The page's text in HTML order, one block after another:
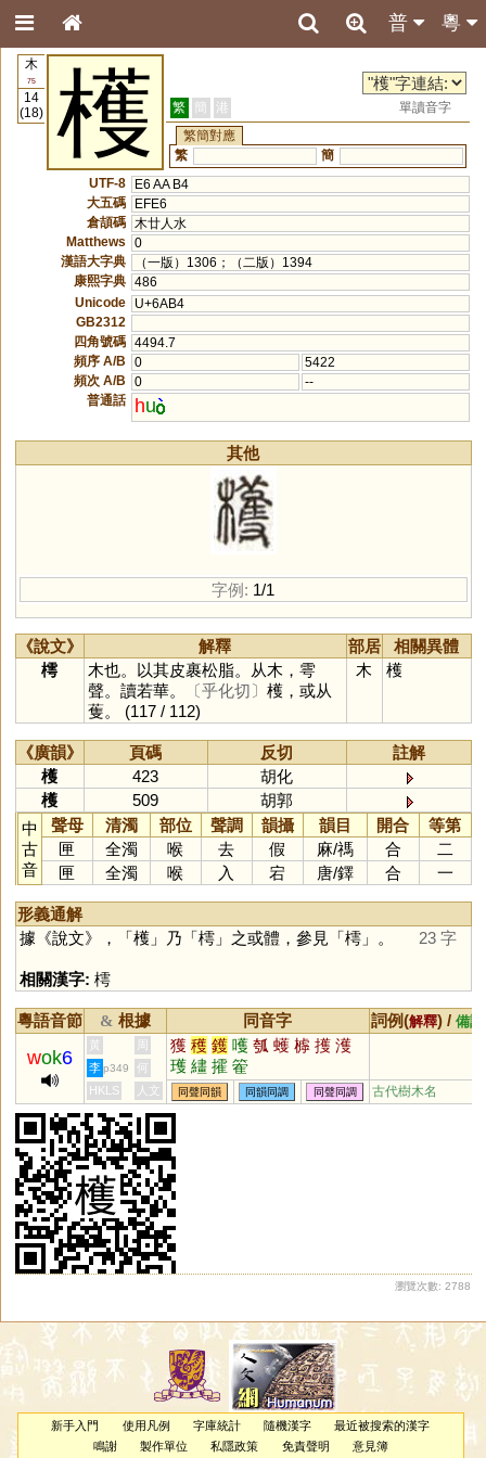
粵
普
木
75
14
(18)
檴 繁 簡 港
單讀音字
繁簡對應
繁
簡
UTF-8
E6 AA B4
大五碼
EFE6
倉頡碼
木廿人水
Matthews
0
漢語大字典
（一版）1306；（二版）1394
康熙字典 486
Unicode
U+6AB4
GB2312
四角號碼 4494.7
頻序 A/B
0
5422
頻次 A/B
0
--
普通話
hu
其他
字例: 1/1
《說文》 解釋 部居
相關異體
樗
木也。以其皮裹松脂。从木，雩
聲。讀若華。
〔乎化切〕 檴，或从
蒦。 (117 / 112)
木 檴
《廣韻》 頁碼 反切
註解
檴
423
胡化
檴
509
胡郭
中
古
音
聲母 清濁 部位 聲調 韻攝 韻目 開合
等第
匣
全濁 喉 去 假 麻/禡 合
二
匣
全濁 喉 入 宕 唐/鐸 合 一
形義通解
據《說文》，「檴」乃「樗」之或體，參見「樗」。 23 字
相關漢字: 樗
粵語音節 & 根據 同音字 詞例(解釋) / 備註
wok6
黃 周 獲 穫 鑊 嚄 瓠 蠖 㯉 擭 濩
瓁 繣 攉 篧
李 p349
何
HKLS
人文 同聲同韻 同韻同調 同聲同調 古代樹木名
瀏覽次數: 2788
新手入門 使用凡例 字庫統計 隨機漢字
最近被搜索的漢字
鳴謝
製作單位 私隱政策 免責聲明 意見簿